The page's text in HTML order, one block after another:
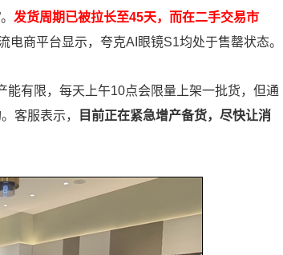
发货周期已被拉长至45天，而在二手交易市
电商平台显示，夸克AI眼镜S1均处于售罄状态。
能有限，每天上午10点会限量上架一批货，但通
客服表示，
目前正在紧急增产备货，尽快让消